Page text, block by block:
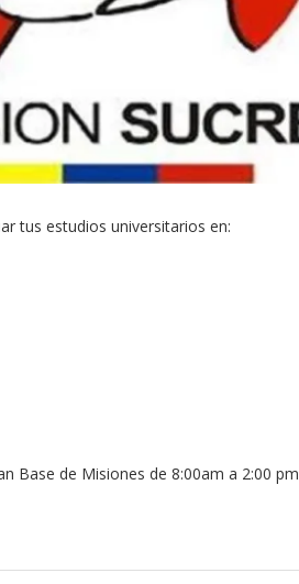
tus estudios universitarios en:
Base de Misiones de 8:00am a 2:00 pm